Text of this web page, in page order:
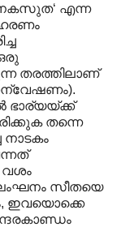
എന്ന
തരത്തിലാണ്
തന്നെ
നാടകം
വശം
സീതയെ
ഇവയൊക്കെ